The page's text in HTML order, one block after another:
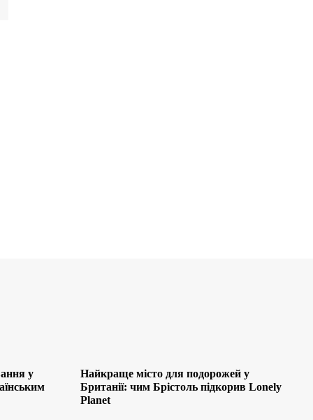
у
Найкраще місто для подорожей у
Британії: чим Брістоль підкорив Lonely
Planet